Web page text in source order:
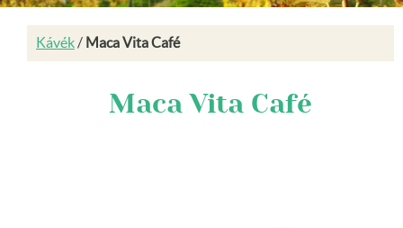
Kávék/ Maca Vita Café
Maca Vita Café